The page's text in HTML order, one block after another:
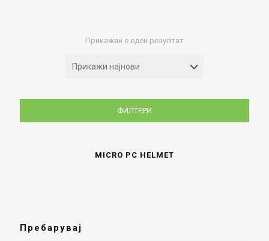
Прикажан е еден резултат
ФИЛТЕРИ
MICRO PC HELMET
Пребарувај